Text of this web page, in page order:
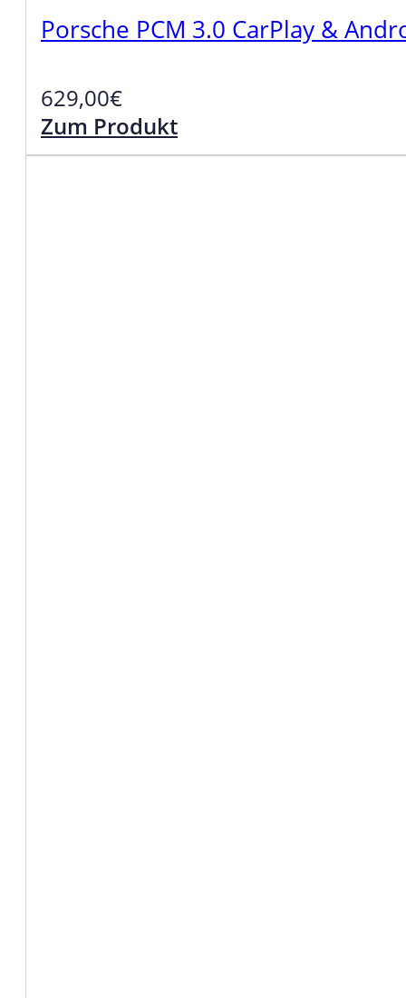
Porsche PCM 3.0 CarPlay &
629,00€
Zum Produkt